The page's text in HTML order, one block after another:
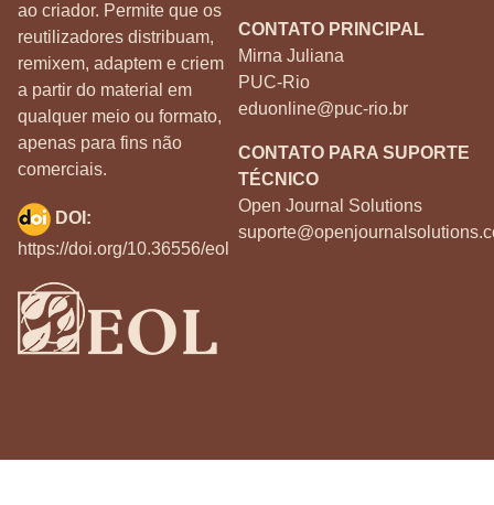
ao criador. Permite que os
reutilizadores distribuam,
remixem, adaptem e criem
a partir do material em
qualquer meio ou formato,
apenas para fins não
comerciais.
CONTATO PRINCIPAL
Mirna Juliana
PUC-Rio
eduonline@puc-rio.br
CONTATO PARA SUPORTE
TÉCNICO
Open Journal Solutions
DOI:
https://doi.org/10.36556/eol